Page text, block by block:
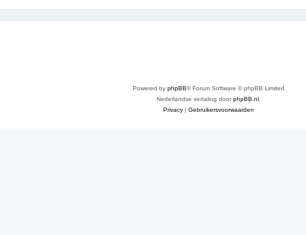
Powered by phpBB® Forum Software © phpBB Limited
Nederlandse vertaling doorphpBB.nl
Privacy | Gebruikersvoorwaarden